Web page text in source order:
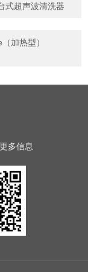
式超声波清洗器
加热型）
多信息